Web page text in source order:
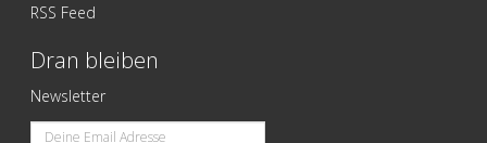
RSS Feed
Dran bleiben
Newsletter
Email